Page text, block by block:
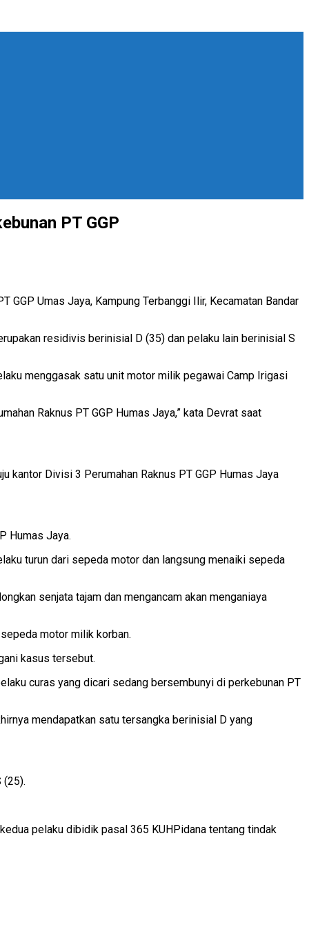
PT GGP
Umas Jaya, Kampung Terbanggi Ilir, Kecamatan Bandar
residivis berinisial D (35) dan pelaku lain berinisial S
menggasak satu unit motor milik pegawai Camp Irigasi
Raknus PT GGP Humas Jaya,” kata Devrat saat
kantor Divisi 3 Perumahan Raknus PT GGP Humas Jaya
Humas Jaya.
turun dari sepeda motor dan langsung menaiki sepeda
senjata tajam dan mengancam akan menganiaya
motor milik korban.
kasus tersebut.
curas yang dicari sedang bersembunyi di perkebunan PT
mendapatkan satu tersangka berinisial D yang
(25).
pelaku dibidik pasal 365 KUHPidana tentang tindak